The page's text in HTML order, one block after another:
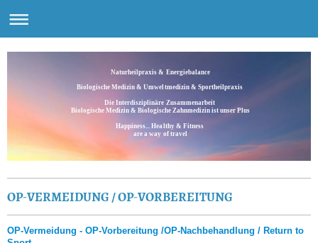
Naturheilpraxis & Energiebalance
Biologische Medizin & Umweltmedizin & Sportheilpraxis
Die Interdisziplinäre Zusammenarbeit
Biologische Medizin & Biologische Zahnmedizin ist unser Plus
Happiness... Healthy & Fitness
are a way of travel
OP-VERMEIDUNG / OP-VORBEREITUNG
OP-Vermeidung - OP-Vorbereitung /OP-Nachbehandlung / Return to